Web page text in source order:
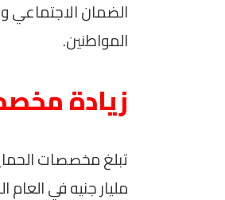
الضمان الاجتماعي
المواطنين.
زيادة